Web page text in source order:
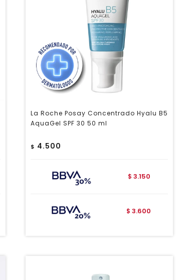
La Roche Posay Concentrado Hyalu B5
AquaGel SPF 30 50 ml
$ 4.500
$ 3.150
$ 3.600